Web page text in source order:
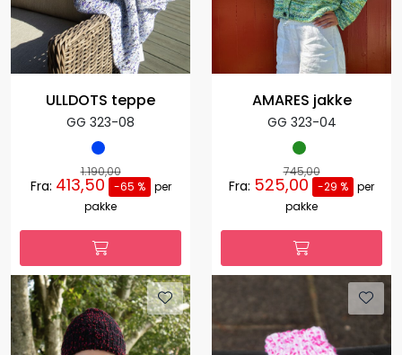
ULLDOTS teppe
GG 323-08
1.190,00
Fra: 413,50 -65 %
per
pakke
AMARES jakke
GG 323-04
745,00
Fra: 525,00 -29 % per
pakke